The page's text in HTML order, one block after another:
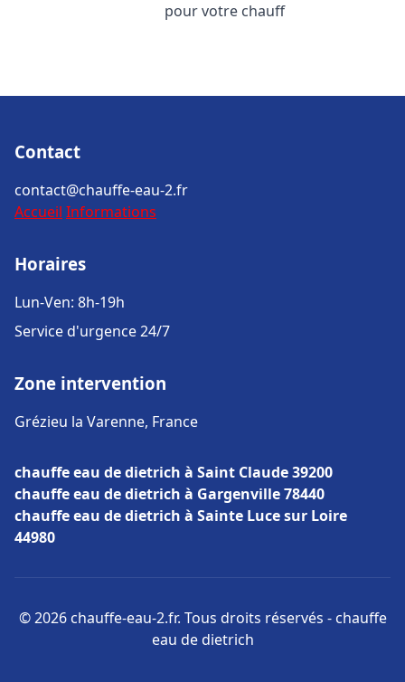
pour votre chauff
Contact
contact@chauffe-eau-2.fr
Accueil Informations
Horaires
Lun-Ven: 8h-19h
Service d'urgence 24/7
Zone intervention
Grézieu la Varenne, France
chauffe eau de dietrich à Saint Claude 39200
chauffe eau de dietrich à Gargenville 78440
chauffe eau de dietrich à Sainte Luce sur Loire
44980
© 2026 chauffe-eau-2.fr. Tous droits réservés - chauffe
eau de dietrich